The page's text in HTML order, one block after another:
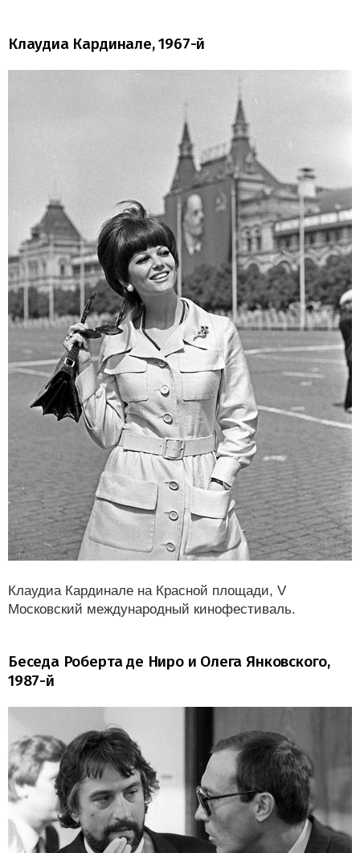
Клаудиа Кардинале, 1967-й
Клаудиа Кардинале на Красной площади, V
Московский международный кинофестиваль.
Беседа Роберта де Ниро и Олега Янковского,
1987-й